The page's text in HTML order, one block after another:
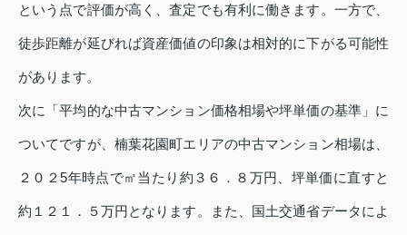
という点で評価が高く、査定でも有利に働きます。一方で、
徒歩距離が延びれば資産価値の印象は相対的に下がる可能性
があります。
次に「平均的な中古マンション価格相場や坪単価の基準」に
ついてですが、楠葉花園町エリアの中古マンション相場は、
２０２5年時点で㎡当たり約３６．８万円、坪単価に直すと
約１２１．５万円となります。また、国土交通省データによ